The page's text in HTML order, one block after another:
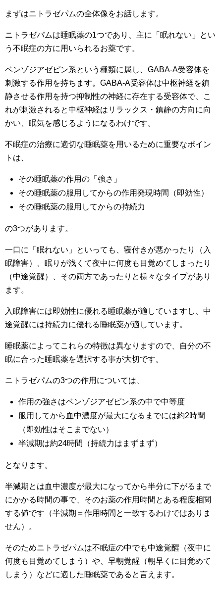
まずはニトラゼパムの全体像をお話します。
ニトラゼパムは睡眠薬の1つであり、主に「眠れない」とい
う不眠症の方に用いられるお薬です。
ベンゾジアゼピン系という種類に属し、GABA-A受容体を
刺激する作用を持ちます。GABA-A受容体は中枢神経を鎮
静させる作用を持つ抑制性の神経に存在する受容体で、こ
れが刺激されると中枢神経はリラックス・鎮静の方向に向
かい、眠気を感じるようになるわけです。
不眠症の治療に適切な睡眠薬を用いるために重要なポイン
トは、
その睡眠薬の作用の「強さ」
その睡眠薬の服用してからの作用発現時間（即効性）
その睡眠薬の服用してからの持続力
の3つがあります。
一口に「眠れない」といっても、寝付きが悪かったり（入
眠障害）、眠りが浅くて夜中に何度も目覚めてしまったり
（中途覚醒）、その両方であったりと様々なタイプがあり
ます。
入眠障害には即効性に優れる睡眠薬が適していますし、中
途覚醒には持続力に優れる睡眠薬が適しています。
睡眠薬によってこれらの特徴は異なりますので、自分の不
眠に合った睡眠薬を選択する事が大切です。
ニトラゼパムの3つの作用については、
作用の強さはベンゾジアゼピン系の中で中等度
服用してから血中濃度が最大になるまでには約2時間
（即効性はそこまでない）
半減期は約24時間（持続力はまずまず）
となります。
半減期とは血中濃度が最大になってから半分に下がるまで
にかかる時間の事で、そのお薬の作用時間とある程度相関
する値です（半減期＝作用時間と一致するわけではありま
せん）。
そのためニトラゼパムは不眠症の中でも中途覚醒（夜中に
何度も目覚めてしまう）や、早朝覚醒（朝早くに目覚めて
しまう）などに適した睡眠薬であると言えます。